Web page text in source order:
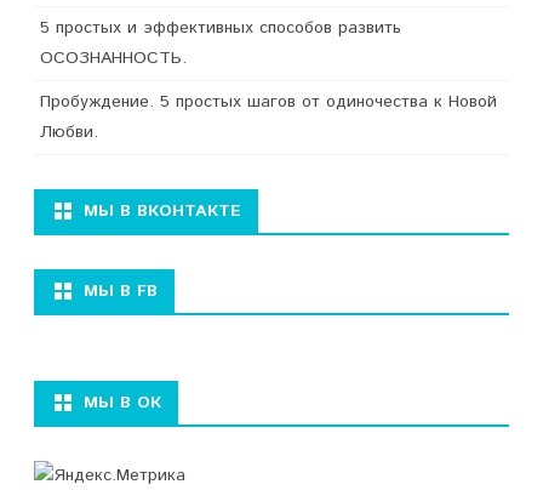
5 простых и эффективных способов развить
ОСОЗНАННОСТЬ.
Пробуждение. 5 простых шагов от одиночества к Новой
Любви.
МЫ В ВКОНТАКТЕ
МЫ В FB
МЫ В ОК